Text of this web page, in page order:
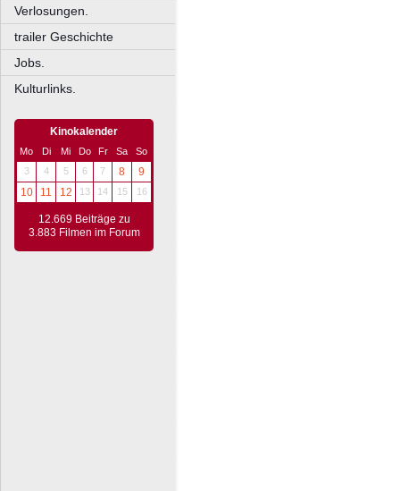
Verlosungen.
trailer Geschichte
Jobs.
Kulturlinks.
Kinokalender
Mo Di Mi Do Fr Sa
So
3
4 5 6 7 8
9
10
11 12 13 14 15 16
12.669 Beiträge zu
3.883 Filmen im Forum